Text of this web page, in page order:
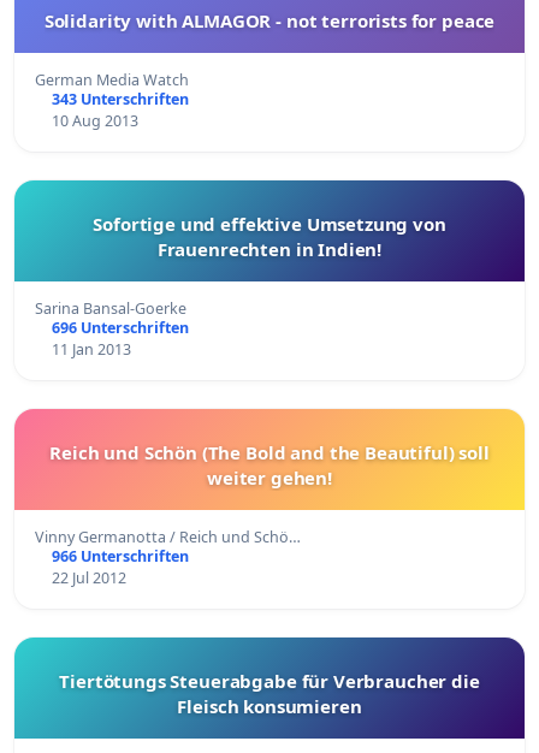
Solidarity with ALMAGOR - not terrorists for peace
German Media Watch
343 Unterschriften
10 Aug 2013
Sofortige und effektive Umsetzung von
Frauenrechten in Indien!
Sarina Bansal-Goerke
696 Unterschriften
11 Jan 2013
Reich und Schön (The Bold and the Beautiful) soll
weiter gehen!
Vinny Germanotta / Reich und Schö…
966 Unterschriften
22 Jul 2012
Tiertötungs Steuerabgabe für Verbraucher die
Fleisch konsumieren